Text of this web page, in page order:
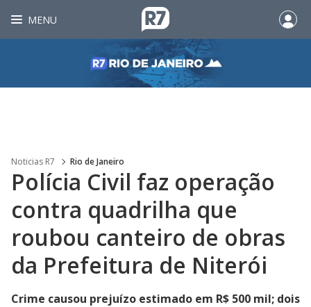
MENU
Noticias R7 Rio de Janeiro
Polícia Civil faz operação
contra quadrilha que
roubou canteiro de obras
da Prefeitura de Niterói
Crime causou prejuízo estimado em R$ 500 mil; dois